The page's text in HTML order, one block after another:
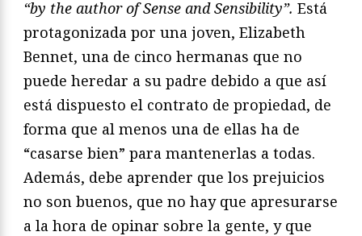
“by the author of Sense and Sensibility”. Está
protagonizada por una joven, Elizabeth
Bennet, una de cinco hermanas que no
puede heredar a su padre debido a que así
está dispuesto el contrato de propiedad, de
forma que al menos una de ellas ha de
“casarse bien” para mantenerlas a todas.
Además, debe aprender que los prejuicios
no son buenos, que no hay que apresurarse
a la hora de opinar sobre la gente, y que